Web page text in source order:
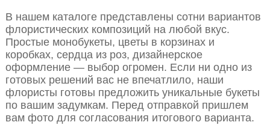
В нашем каталоге представлены сотни вариантов
флористических композиций на любой вкус.
Простые монобукеты, цветы в корзинах и
коробках, сердца из роз, дизайнерское
оформление — выбор огромен. Если ни одно из
готовых решений вас не впечатлило, наши
флористы готовы предложить уникальные букеты
по вашим задумкам. Перед отправкой пришлем
вам фото для согласования итогового варианта.